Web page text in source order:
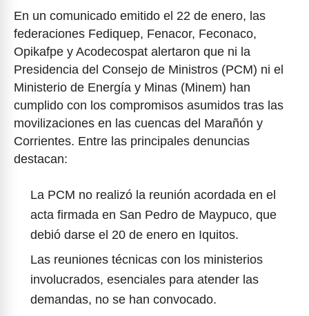
En un comunicado emitido el 22 de enero, las
federaciones Fediquep, Fenacor, Feconaco,
Opikafpe y Acodecospat alertaron que ni la
Presidencia del Consejo de Ministros (PCM) ni el
Ministerio de Energía y Minas (Minem) han
cumplido con los compromisos asumidos tras las
movilizaciones en las cuencas del Marañón y
Corrientes. Entre las principales denuncias
destacan:
La PCM no realizó la reunión acordada en el
acta firmada en San Pedro de Maypuco, que
debió darse el 20 de enero en Iquitos.
Las reuniones técnicas con los ministerios
involucrados, esenciales para atender las
demandas, no se han convocado.